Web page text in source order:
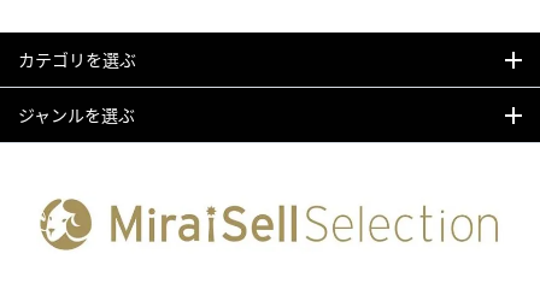
カテゴリを選ぶ
ジャンルを選ぶ